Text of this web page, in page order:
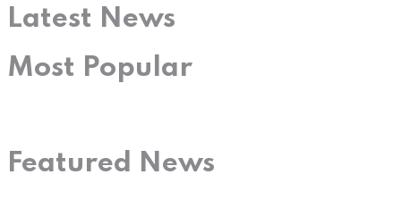
Latest News
Most Popular
Featured News